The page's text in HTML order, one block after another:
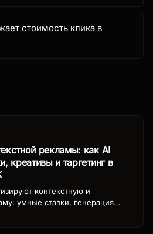
стоимость клика в
рекламы: как AI
креативы и таргетинг в
контекстную и
умные ставки, генерация